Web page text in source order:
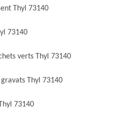
Thyl 73140
73140
verts Thyl 73140
Thyl 73140
73140